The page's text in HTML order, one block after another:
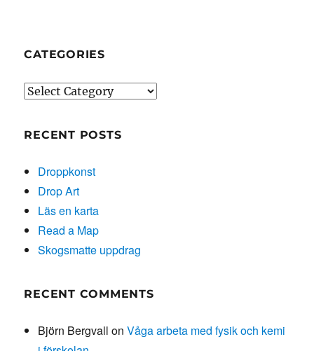
CATEGORIES
Categories
RECENT POSTS
Droppkonst
Drop Art
Läs en karta
Read a Map
Skogsmatte uppdrag
RECENT COMMENTS
Björn Bergvall onVåga arbeta med fysik och kemi